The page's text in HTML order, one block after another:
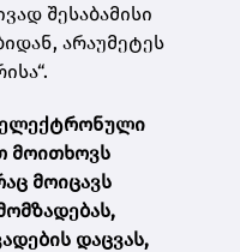
შესაბამისი
არაუმეტეს
ელექტრონული
მოითხოვს
მოიცავს
დაცვას,